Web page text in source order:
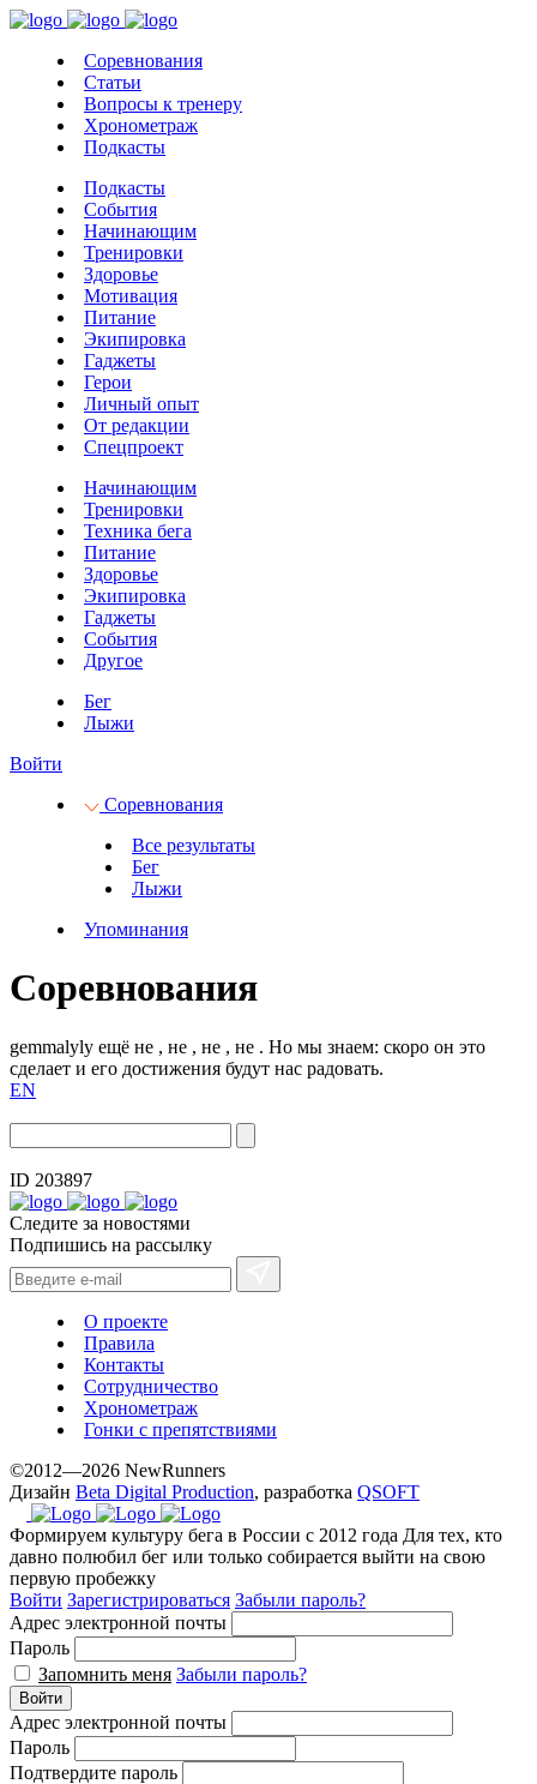
Соревнования
Статьи
Вопросы к тренеру
Хронометраж
Подкасты
Подкасты
События
Начинающим
Тренировки
Здоровье
Мотивация
Питание
Экипировка
Гаджеты
Герои
Личный опыт
От редакции
Спецпроект
Начинающим
Тренировки
Техника бега
Питание
Здоровье
Экипировка
Гаджеты
События
Другое
Бег
Лыжи
Войти
Соревнования
Все результаты
Бег
Лыжи
Упоминания
Соревнования
gemmalyly ещё не , не , не , не . Но мы знаем: скоро он это
сделает и его достижения будут нас радовать.
EN
ID 203897
Следите за новостями
Подпишись на рассылку
О проекте
Правила
Контакты
Сотрудничество
Хронометраж
Гонки с препятствиями
©2012—2026 NewRunners
Дизайн Beta Digital Production, разработка QSOFT
Формируем культуру бега в России с 2012 года Для тех, кто
давно полюбил бег или только собирается выйти на свою
первую пробежку
Войти Зарегистрироваться Забыли пароль?
Адрес электронной почты
Пароль
Запомнить меня Забыли пароль?
Войти
Адрес электронной почты
Пароль
Подтвердите пароль